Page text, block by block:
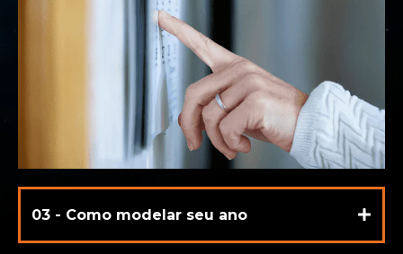
03 - Como modelar seu ano